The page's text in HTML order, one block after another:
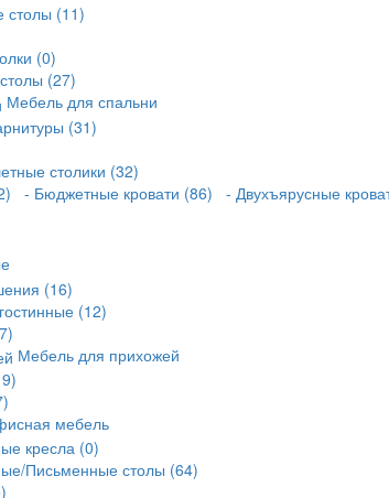
столы (11)
(0)
(27)
Мебель для спальни
(31)
столики (32)
- Бюджетные кровати (86) - Двухъярусные
(16)
(12)
Мебель для прихожей
мебель
кресла (0)
Письменные столы (64)